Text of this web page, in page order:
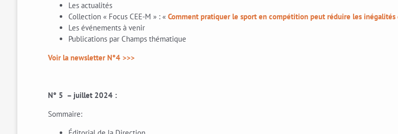
Les actualités
Collection « Focus CEE-M » : « Comment pratiquer le sport en compétition peut réduire les inégalités
Les événements à venir
Publications par Champs thématique
Voir la newsletter N°4 >>>
N° 5 – juillet 2024 :
Sommaire: